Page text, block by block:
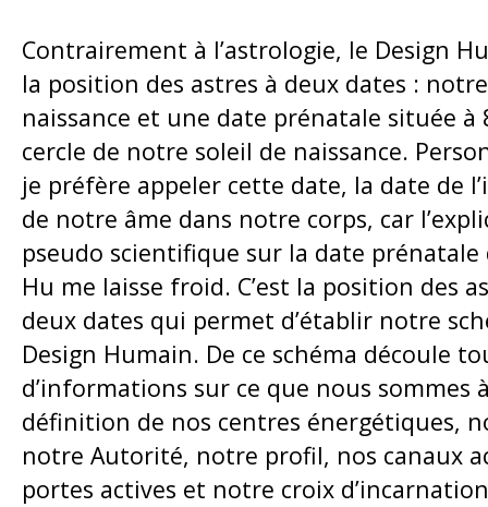
Contrairement à l’astrologie, le Design
la position des astres à deux dates :
naissance et une date prénatale située à
cercle de notre soleil de naissance.
je préfère appeler cette date, la date de
de notre âme dans notre corps, car
pseudo scientifique sur la date prénatale
Hu me laisse froid. C’est la position des
deux dates qui permet d’établir notre
Design Humain. De ce schéma découle
d’informations sur ce que nous sommes
définition de nos centres énergétiques,
notre Autorité, notre profil, nos canaux
portes actives et notre croix